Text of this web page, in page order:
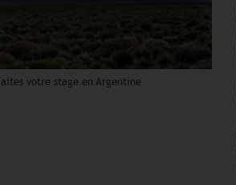
votre stage en Argentine